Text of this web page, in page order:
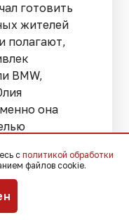
готовить
жителей
полагают,
BMW,
она
Агаян
их
действиях,
с политикой обработки
файлов cookie.